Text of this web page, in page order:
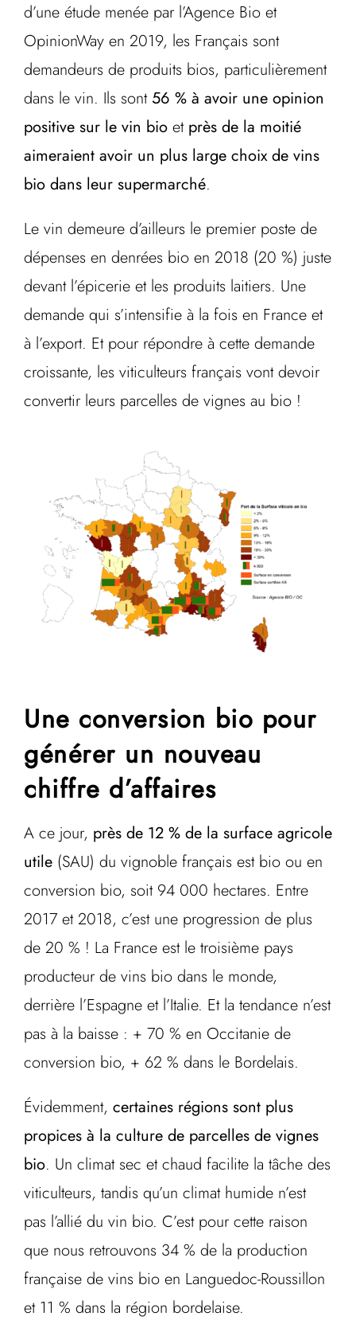
d’une étude menée par l’Agence Bio et
OpinionWay en 2019, les Français sont
demandeurs de produits bios, particulièrement
dans le vin. Ils sont56 % à avoir une opinion
positive sur le vin bio et près de la moitié
aimeraient avoir un plus large choix de vins
bio dans leur supermarché.
Le vin demeure d’ailleurs le premier poste de
dépenses en denrées bio en 2018 (20 %) juste
devant l’épicerie et les produits laitiers. Une
demande qui s’intensifie à la fois en France et
à l’export. Et pour répondre à cette demande
croissante, les viticulteurs français vont devoir
convertir leurs parcelles de vignes au bio !
Une conversion bio pour
générer un nouveau
chiffre d’affaires
A ce jour, près de 12 % de la surface agricole
utile (SAU) du vignoble français est bio ou en
conversion bio, soit 94 000 hectares. Entre
2017 et 2018, c’est une progression de plus
de 20 % ! La France est le troisième pays
producteur de vins bio dans le monde,
derrière l’Espagne et l’Italie. Et la tendance n’est
pas à la baisse : + 70 % en Occitanie de
conversion bio, + 62 % dans le Bordelais.
Évidemment, certaines régions sont plus
propices à la culture de parcelles de vignes
bio. Un climat sec et chaud facilite la tâche des
viticulteurs, tandis qu’un climat humide n’est
pas l’allié du vin bio. C’est pour cette raison
que nous retrouvons 34 % de la production
française de vins bio en Languedoc-Roussillon
et 11 % dans la région bordelaise.